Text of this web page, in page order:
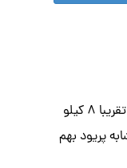
سلام من ۲۸ سالمهو متاهل با سندروم تخمدان پلی‌کیسینگ و آزمایش قند مناسب و پروید های منظم یک ساله در تغییر سبک زندگی هستم و تونستم تقریبا ۸ کیلو
پریود بهم